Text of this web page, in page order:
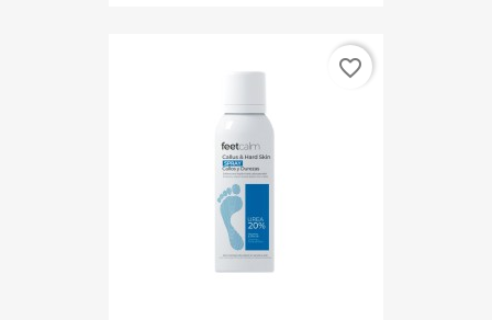
favorite_border